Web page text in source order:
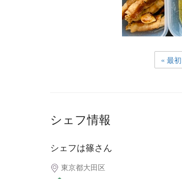
« 最初
シェフ情報
シェフは篠さん
東京都大田区